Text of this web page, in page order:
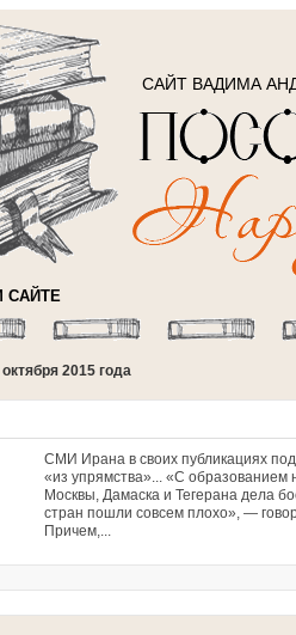
САЙТ ВАДИМА
САЙТЕ
2015 года
СМИ Ирана в своих публикациях
«из упрямства»... «С образованием
Москвы, Дамаска и Тегерана дела
стран пошли совсем плохо», —
Причем,...